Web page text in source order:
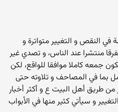
في النقص و التغيير متواترة و
منتشرا عند الناس، و تصدي غير
جمعه كاملا موافقا للواقع، لكن
بما في المصاحف و تلاوته حتى
من طريق أهل البيت ع و أكثر أخبار
و سيأتي كثير منها في الأبواب